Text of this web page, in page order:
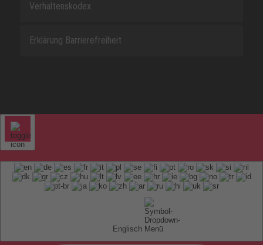
Verhaltenskodex
Erklärung Barrierefreiheit
Englisch